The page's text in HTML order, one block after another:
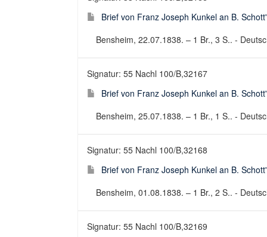
Brief von Franz Joseph Kunkel an B.
Bensheim, 22.07.1838. – 1 Br., 3 S.. -
Signatur: 55 Nachl 100/B,32167
Brief von Franz Joseph Kunkel an B.
Bensheim, 25.07.1838. – 1 Br., 1 S.. -
Signatur: 55 Nachl 100/B,32168
Brief von Franz Joseph Kunkel an B.
Bensheim, 01.08.1838. – 1 Br., 2 S.. -
Signatur: 55 Nachl 100/B,32169